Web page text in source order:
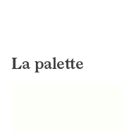
La palette